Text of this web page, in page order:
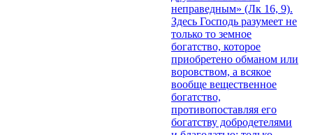
неправедным» (Лк 16, 9).
Здесь Господь разумеет не
только то земное
богатство, которое
приобретено обманом или
воровством, а всякое
вообще вещественное
богатство,
противопоставляя его
богатству добродетелями